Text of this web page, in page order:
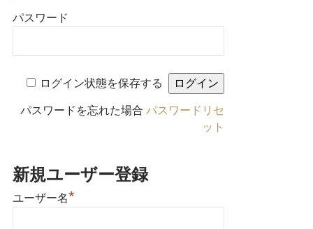
パスワード
ログイン状態を保存する
パスワードを忘れた場合 パスワードリセ
ット
新規ユーザー登録
ユーザー名*